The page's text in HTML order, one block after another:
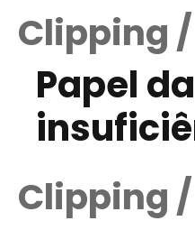
Clipping
Papel
Clipping